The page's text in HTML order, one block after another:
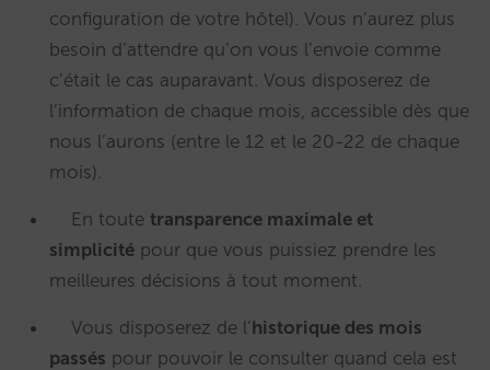
configuration de votre hôtel). Vous n’aurez plus
besoin d’attendre qu’on vous l’envoie comme
c’était le cas auparavant. Vous disposerez de
l’information de chaque mois, accessible dès que
nous l’aurons (entre le 12 et le 20-22 de chaque
mois).
En toute transparence maximale et
simplicité pour que vous puissiez prendre les
meilleures décisions à tout moment.
Vous disposerez de l’historique des mois
passés pour pouvoir le consulter quand cela est